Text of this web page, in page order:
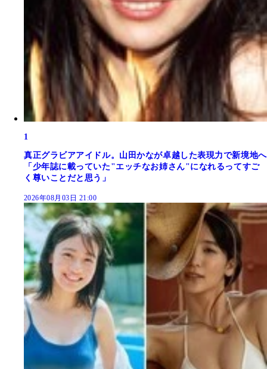
1
真正グラビアアイドル。山田かなが卓越した表現力で新境地へ
「少年誌に載っていた"エッチなお姉さん"になれるってすご
く尊いことだと思う」
2026年08月03日 21:00